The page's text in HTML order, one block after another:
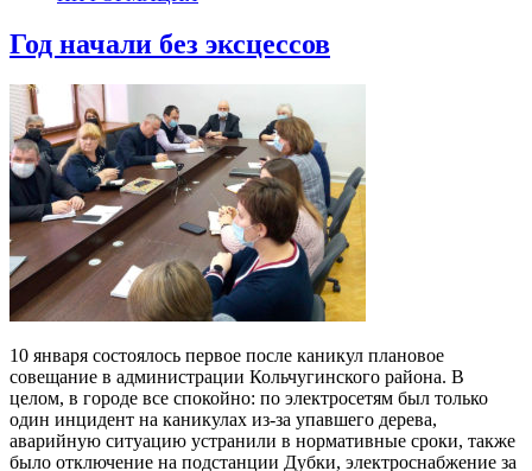
Год начали без эксцессов
10 января состоялось первое после каникул плановое
совещание в администрации Кольчугинского района. В
целом, в городе все спокойно: по электросетям был только
один инцидент на каникулах из-за упавшего дерева,
аварийную ситуацию устранили в нормативные сроки, также
было отключение на подстанции Дубки, электроснабжение за